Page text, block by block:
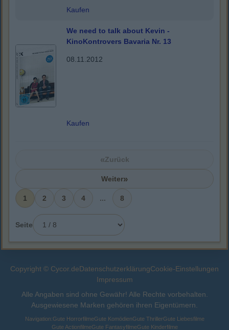
Kaufen
We need to talk about Kevin -
KinoKontrovers Bavaria Nr. 13
08.11.2012
Kaufen
«Zurück
1 2 3 4 ... 8
Weiter»
Seite
Copyright © Cycor.deDatenschutzerklärungCookie-Einstellungen
Impressum
Alle Angaben sind ohne Gewähr! Alle Rechte vorbehalten.
Ausgewiesene Marken gehören ihren Eigentümern.
Navigation:Gute HorrorfilmeGute KomödienGute ThrillerGute Liebesfilme
Gute ActionfilmeGute FantasyfilmeGute Kinderfilme